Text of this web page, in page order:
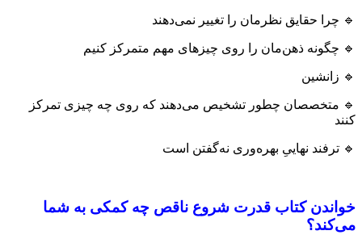
🔹 چرا حقایق نظرمان را تغییر نمی‌دهند
🔹 چگونه ذهن‌مان را روی چیزهای مهم متمرکز کنیم
🔹 زانشین
🔹 متخصصان چطور تشخیص می‌دهند که روی چه چیزی تمرکز
کنند
🔹 ترفند نهاییِ بهره‌وری نه‌گفتن است
خواندن کتاب قدرت شروع ناقص چه کمکی به شما
می‌کند؟